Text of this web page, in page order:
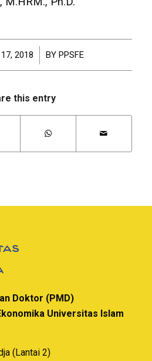
2018
/ BY PPSFE
this entry
Doktor (PMD)
Universitas Islam
(Lantai 2)